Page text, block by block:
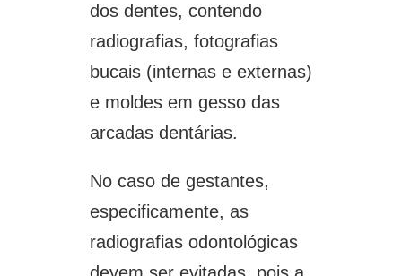
dos dentes, contendo
radiografias, fotografias
bucais (internas e externas)
e moldes em gesso das
arcadas dentárias.
No caso de gestantes,
especificamente, as
radiografias odontológicas